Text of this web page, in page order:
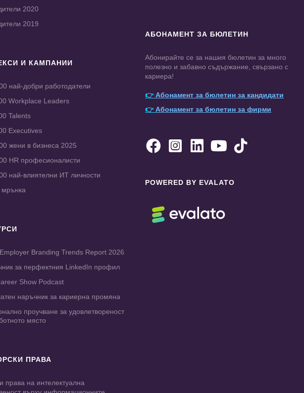
2020
2019
И КАМПАНИИ
най-добри работодатели
Workplace Leaders
Talents
Executives
жени в бизнеса 2025
HR професионалисти
най-влиятелни ИТ личности
мрънка
Branding Trends Report 2026
за перфектния LinkedIn профил
Show Podcast
наръчник за кариерна промяна
проучване за удовлетвореност
място
ПРАВА
права на интелектуална
АБОНАМЕНТ ЗА БЮЛЕТИН
Абонирайте се за нашия бюлетин за много
полезно и забавно съдържание, свързано с
кариера!
👉Абонамент за бюлетин за кандидати
👉Абонамент за бюлетин за фирми
    
POWERED BY EVALATO